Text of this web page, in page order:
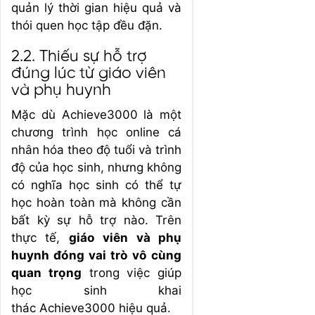
quản lý thời gian hiệu quả và
thói quen học tập đều đặn.
2.2. Thiếu sự hỗ trợ
đúng lúc từ giáo viên
và phụ huynh
Mặc dù Achieve3000 là một
chương trình học online cá
nhân hóa theo độ tuổi và trình
độ của học sinh, nhưng không
có nghĩa học sinh có thể tự
học hoàn toàn mà không cần
bất kỳ sự hỗ trợ nào. Trên
thực tế, giáo viên và phụ
huynh đóng vai trò vô cùng
quan trọng trong việc giúp
học sinh khai
thác Achieve3000 hiệu quả.